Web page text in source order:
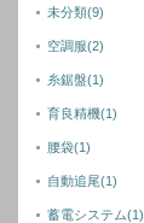
未分類(9)
空調服(2)
糸鋸盤(1)
育良精機(1)
腰袋(1)
自動追尾(1)
蓄電システム(1)